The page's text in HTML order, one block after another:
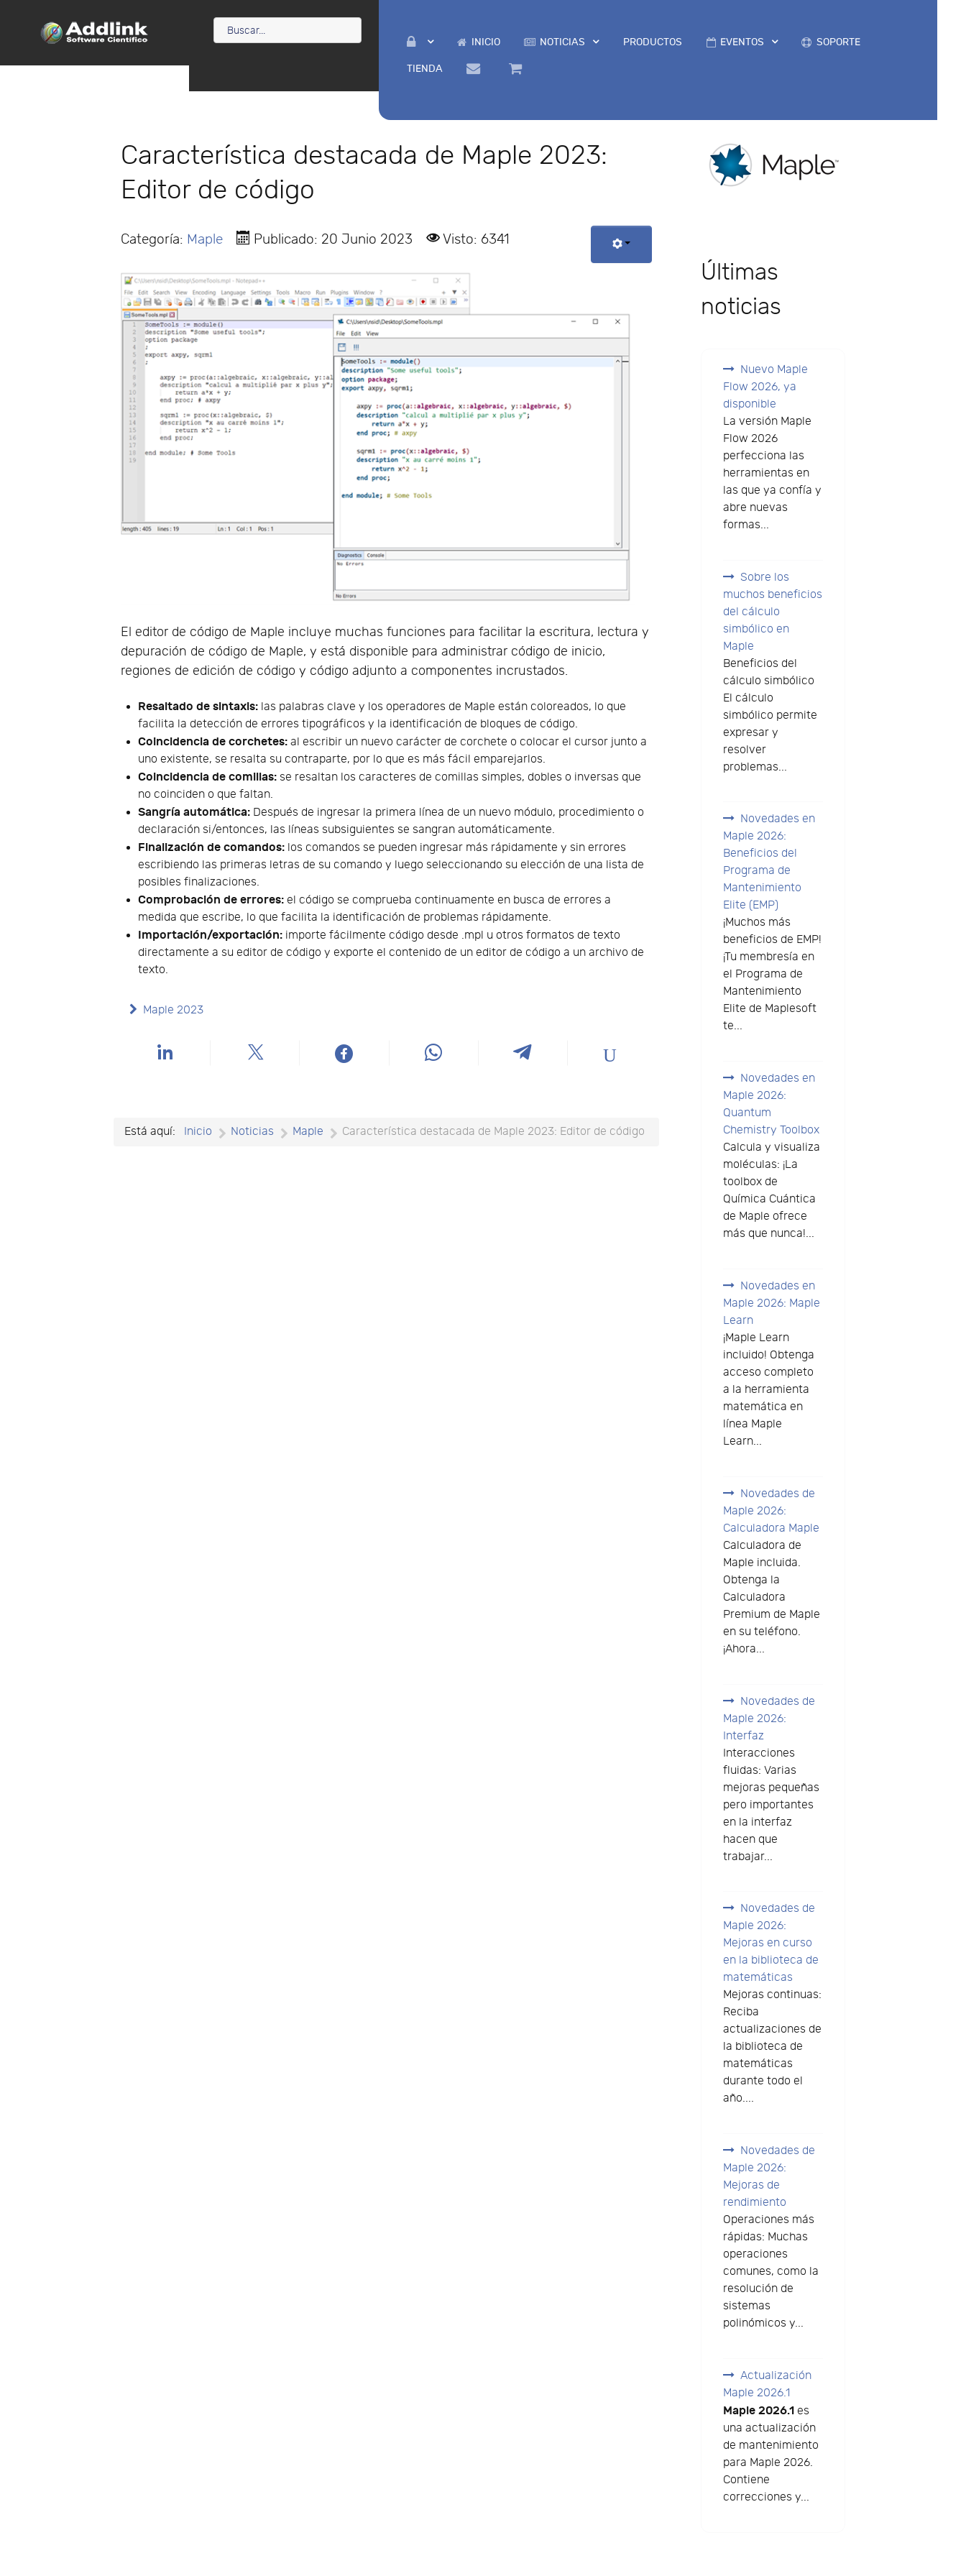
INICIO NOTICIAS PRODUCTOS EVENTOS SOPORTE
TIENDA
Característica destacada de Maple 2023:
Editor de código
Categoría: Maple Publicado: 20 Junio 2023 Visto: 6341
El editor de código de Maple incluye muchas funciones para facilitar la escritura, lectura y
depuración de código de Maple, y está disponible para administrar código de inicio,
regiones de edición de código y código adjunto a componentes incrustados.
Resaltado de sintaxis: las palabras clave y los operadores de Maple están coloreados, lo que
facilita la detección de errores tipográficos y la identificación de bloques de código.
Coincidencia de corchetes: al escribir un nuevo carácter de corchete o colocar el cursor junto a
uno existente, se resalta su contraparte, por lo que es más fácil emparejarlos.
Coincidencia de comillas: se resaltan los caracteres de comillas simples, dobles o inversas que
no coinciden o que faltan.
Sangría automática: Después de ingresar la primera línea de un nuevo módulo, procedimiento o
declaración si/entonces, las líneas subsiguientes se sangran automáticamente.
Finalización de comandos: los comandos se pueden ingresar más rápidamente y sin errores
escribiendo las primeras letras de su comando y luego seleccionando su elección de una lista de
posibles finalizaciones.
Comprobación de errores: el código se comprueba continuamente en busca de errores a
medida que escribe, lo que facilita la identificación de problemas rápidamente.
Importación/exportación: importe fácilmente código desde .mpl u otros formatos de texto
directamente a su editor de código y exporte el contenido de un editor de código a un archivo de
texto.
Maple 2023
Está aquí: Inicio Noticias Maple Característica destacada de Maple 2023: Editor de código
Últimas
noticias
Nuevo Maple
Flow 2026, ya
disponible
La versión Maple
Flow 2026
perfecciona las
herramientas en
las que ya confía y
abre nuevas
formas...
Sobre los
muchos beneficios
del cálculo
simbólico en
Maple
Beneficios del
cálculo simbólico
El cálculo
simbólico permite
expresar y
resolver
problemas...
Novedades en
Maple 2026:
Beneficios del
Programa de
Mantenimiento
Elite (EMP)
¡Muchos más
beneficios de EMP!
¡Tu membresía en
el Programa de
Mantenimiento
Elite de Maplesoft
te...
Novedades en
Maple 2026:
Quantum
Chemistry Toolbox
Calcula y visualiza
moléculas: ¡La
toolbox de
Química Cuántica
de Maple ofrece
más que nunca!...
Novedades en
Maple 2026: Maple
Learn
¡Maple Learn
incluido! Obtenga
acceso completo
a la herramienta
matemática en
línea Maple
Learn...
Novedades de
Maple 2026:
Calculadora Maple
Calculadora de
Maple incluida.
Obtenga la
Calculadora
Premium de Maple
en su teléfono.
¡Ahora...
Novedades de
Maple 2026:
Interfaz
Interacciones
fluidas: Varias
mejoras pequeñas
pero importantes
en la interfaz
hacen que
trabajar...
Novedades de
Maple 2026:
Mejoras en curso
en la biblioteca de
matemáticas
Mejoras continuas:
Reciba
actualizaciones de
la biblioteca de
matemáticas
durante todo el
año....
Novedades de
Maple 2026:
Mejoras de
rendimiento
Operaciones más
rápidas: Muchas
operaciones
comunes, como la
resolución de
sistemas
polinómicos y...
Actualización
Maple 2026.1
Maple 2026.1es
una actualización
de mantenimiento
para Maple 2026.
Contiene
correcciones y...